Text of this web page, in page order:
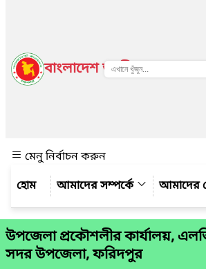
বাংলাদেশ জাতীয় তথ্য বাতায়ন
মেনু নির্বাচন করুন
আমাদের সম্পর্কে
আমাদের
উপজেলা প্রকৌশলীর কার্যালয়,
সদর উপজেলা, ফরিদপুর